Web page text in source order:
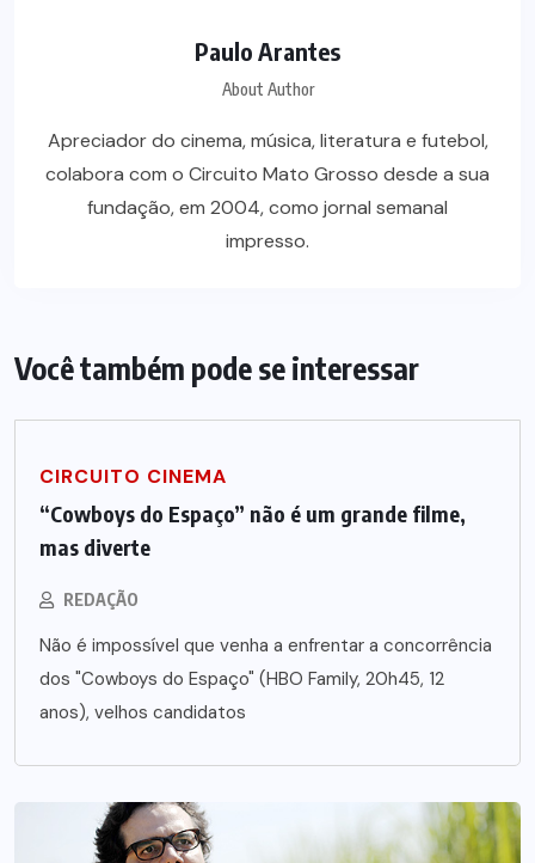
Paulo Arantes
About Author
Apreciador do cinema, música, literatura e futebol,
colabora com o Circuito Mato Grosso desde a sua
fundação, em 2004, como jornal semanal
impresso.
Você também pode se interessar
CIRCUITO CINEMA
“Cowboys do Espaço” não é um grande filme,
mas diverte
REDAÇÃO
Não é impossível que venha a enfrentar a concorrência
dos "Cowboys do Espaço" (HBO Family, 20h45, 12
anos), velhos candidatos